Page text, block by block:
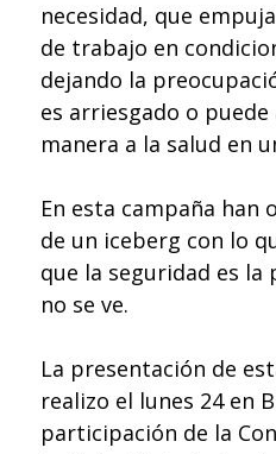
necesidad, que
de trabajo en
dejando la
es arriesgado o
manera a la salud en
En esta campaña
de un iceberg con lo
que la seguridad es
no se ve.
La presentación de
realizo el lunes 24 en
participación de la